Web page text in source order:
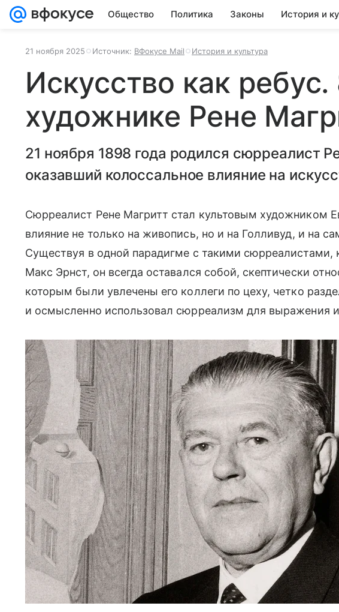
Общество Политика Законы История и
21 ноября 2025 Источник: ВФокусе Mail История и культура
Искусство как
художнике Рене
21 ноября 1898 года родился сюрреалист
оказавший колоссальное влияние на
Сюрреалист Рене Магритт стал культовым художником
влияние не только на живопись, но и на Голливуд, и на
Существуя в одной парадигме с такими сюрреалистами,
Макс Эрнст, он всегда оставался собой, скептически
которым были увлечены его коллеги по цеху, четко
и осмысленно использовал сюрреализм для выражения